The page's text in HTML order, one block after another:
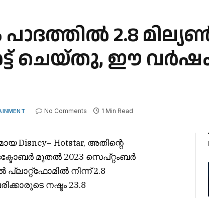
പാദത്തിൽ 2.8
ചെയ്തു, ഈ
No Comments 1 Min Read
Disney+ Hotstar, അതിന്റെ
മുതൽ 2023 സെപ്റ്റംബർ
പ്ലാറ്റ്‌ഫോമിൽ നിന്ന് 2.8
നഷ്ടം 23.8